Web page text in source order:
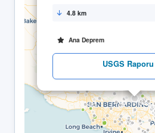
4.8 km
Ana Deprem
USGS Raporu